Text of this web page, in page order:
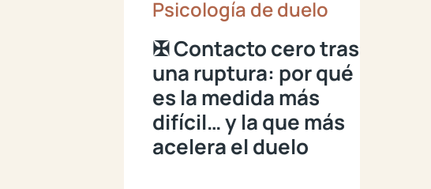
Psicología de duelo
✠ Contacto cero tras
una ruptura: por qué
es la medida más
difícil… y la que más
acelera el duelo